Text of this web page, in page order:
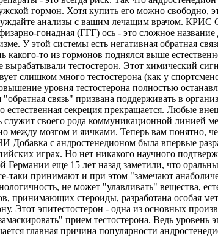
гормон. Хотя купить его можно свободно,
анализы с вашим лечащим врачом.
(ГГГ) ось - это сложное название
У этой системы есть негативная обратная
какого-то из гормонов поднялся выше
тестостерон. Этот химический
слишком много тестостерона (как у
уровня тестостерона полностью
связь" призвана поддерживать в
естественная секреция прекращается. Любые
служит своего рода коммуникационной линией
между мозгом и яичками. Теперь вам понятно,
с андростенедионом была впервые
играх. Но нет никакого научного
еще 15 лет назад заметили, что
таки принимают и при этом "замечают
не может "улавливать" вещества,
принимающих стероиды, разработана особая
Этот эпитестостерон - одна из основных
прием тестостерона. Ведь уровень
главная причина популярности